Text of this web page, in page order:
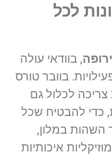
לכל
, בוודאי עולה
בוובר טורס
לכלול גם
כדי להבטיח שכל
במלון,
איכותיות